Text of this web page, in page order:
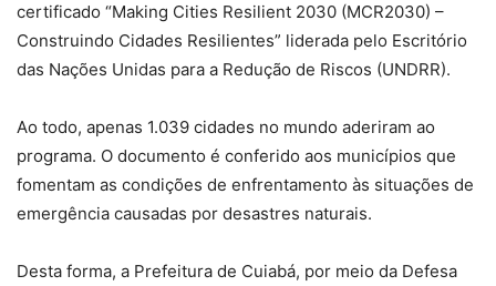
certificado “Making Cities Resilient 2030 (MCR2030) –
Construindo Cidades Resilientes” liderada pelo Escritório
das Nações Unidas para a Redução de Riscos (UNDRR).
Ao todo, apenas 1.039 cidades no mundo aderiram ao
programa. O documento é conferido aos municípios que
fomentam as condições de enfrentamento às situações de
emergência causadas por desastres naturais.
Desta forma, a Prefeitura de Cuiabá, por meio da Defesa